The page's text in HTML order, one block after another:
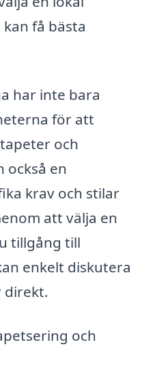
få bästa
har inte bara
för att
och
också en
krav och stilar
att välja en
tillgång till
enkelt diskutera
direkt.
och